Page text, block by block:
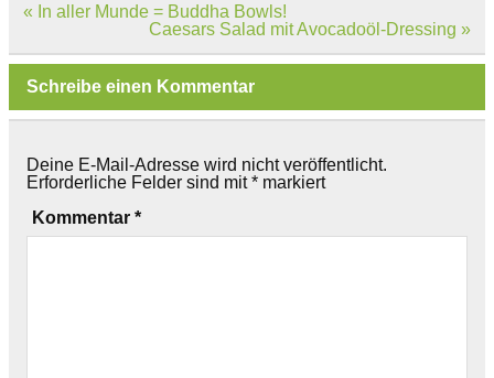
Beitragsnavigation
« In aller Munde = Buddha Bowls!
Caesars Salad mit Avocadoöl-Dressing »
Schreibe einen Kommentar
Deine E-Mail-Adresse wird nicht veröffentlicht.
Erforderliche Felder sind mit* markiert
Kommentar *